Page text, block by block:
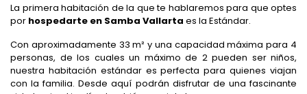
La primera habitación de la que te hablaremos para que optes
por hospedarte en Samba Vallarta es la Estándar.
Con aproximadamente 33 m² y una capacidad máxima para 4
personas, de los cuales un máximo de 2 pueden ser niños,
nuestra habitación estándar es perfecta para quienes viajan
con la familia. Desde aquí podrán disfrutar de una fascinante